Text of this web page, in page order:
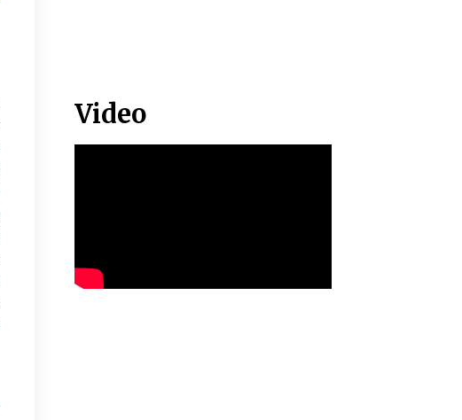
Video